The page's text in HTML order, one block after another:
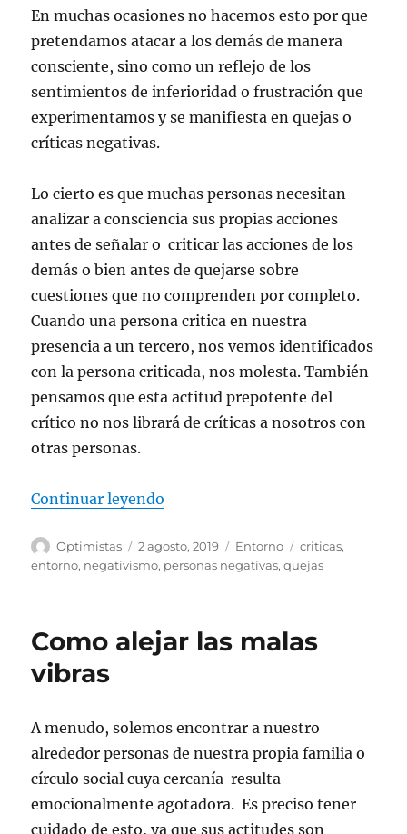
En muchas ocasiones no hacemos esto por que
pretendamos atacar a los demás de manera
consciente, sino como un reflejo de los
sentimientos de inferioridad o frustración que
experimentamos y se manifiesta en quejas o
críticas negativas.
Lo cierto es que muchas personas necesitan
analizar a consciencia sus propias acciones
antes de señalar o criticar las acciones de los
demás o bien antes de quejarse sobre
cuestiones que no comprenden por completo.
Cuando una persona critica en nuestra
presencia a un tercero, nos vemos identificados
con la persona criticada, nos molesta. También
pensamos que esta actitud prepotente del
crítico no nos librará de críticas a nosotros con
otras personas.
Continuar leyendo
Autor
Optimistas
Publicado
el
2 agosto, 2019 Categorías
Entorno Etiquetas
criticas,
entorno, negativismo, personas negativas,quejas
Como alejar las malas
vibras
A menudo, solemos encontrar a nuestro
alrededor personas de nuestra propia familia o
círculo social cuya cercanía resulta
emocionalmente agotadora. Es preciso tener
cuidado de esto, ya que sus actitudes son